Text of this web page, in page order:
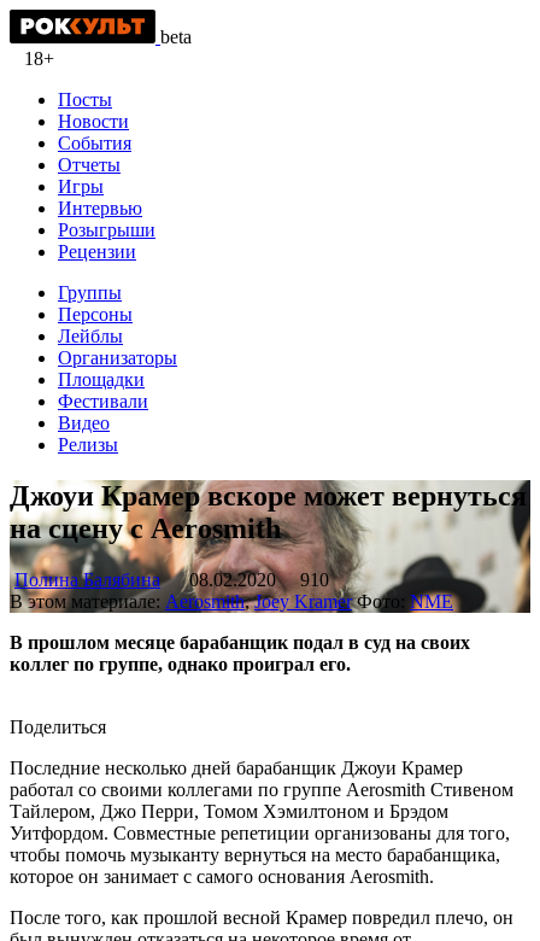
beta
18+
Посты
Новости
События
Отчеты
Игры
Интервью
Розыгрыши
Рецензии
Группы
Персоны
Лейблы
Организаторы
Площадки
Фестивали
Видео
Релизы
Джоуи Крамер вскоре может вернуться
на сцену с Aerosmith
Полина Балябина 08.02.2020
910
В этом материале: Aerosmith,Joey Kramer Фото: NME
В прошлом месяце барабанщик подал в суд на своих
коллег по группе, однако проиграл его.
Поделиться
Последние несколько дней барабанщик Джоуи Крамер
работал со своими коллегами по группе Aerosmith Стивеном
Тайлером, Джо Перри, Томом Хэмилтоном и Брэдом
Уитфордом. Совместные репетиции организованы для того,
чтобы помочь музыканту вернуться на место барабанщика,
которое он занимает с самого основания Aerosmith.
После того, как прошлой весной Крамер повредил плечо, он